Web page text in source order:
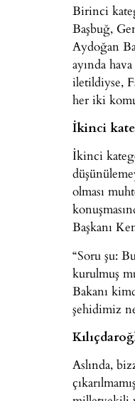
Birinci
Başbuğ,
Aydoğan
ayında
iletildiyse,
her iki
İkinci
İkinci
olması
Başkanı
“Soru şu:
kurulmuş
Bakanı
şehidimiz
Aslında,